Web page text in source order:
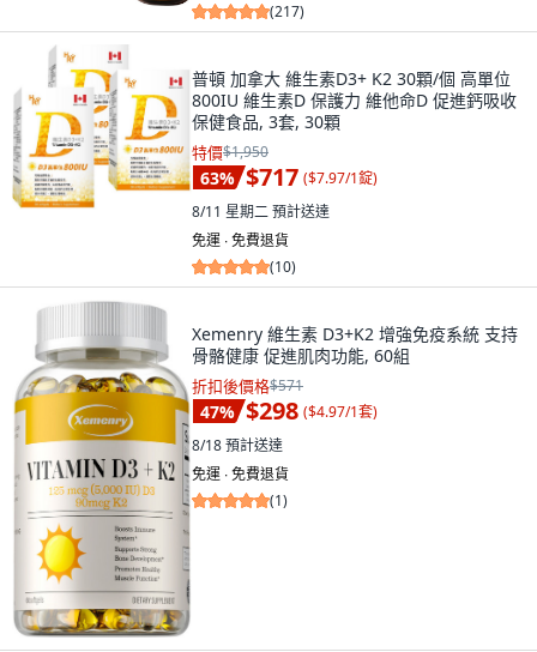
(217)
普頓 加拿大 維生素D3+ K2 30顆/個 高單位
800IU 維生素D 保護力 維他命D 促進鈣吸收
保健食品, 3套, 30顆
特價$1,950
63% $717 ($7.97/1錠)
8/11 星期二預計送達
免運 ∙ 免費退貨
(10)
Xemenry 維生素 D3+K2 增強免疫系統 支持
骨骼健康 促進肌肉功能, 60組
折扣後價格$571
47% $298 ($4.97/1套)
8/18預計送達
免運 ∙ 免費退貨
(1)